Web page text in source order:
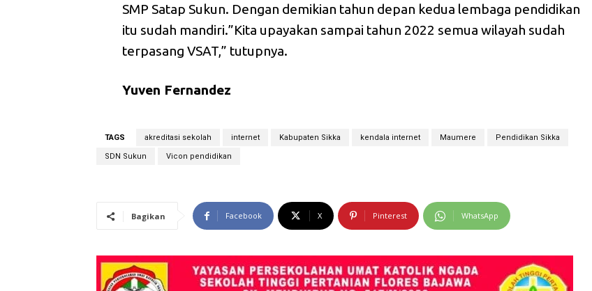
SMP Satap Sukun. Dengan demikian tahun depan kedua lembaga pendidikan
itu sudah mandiri.”Kita upayakan sampai tahun 2022 semua wilayah sudah
terpasang VSAT,” tutupnya.
Yuven Fernandez
TAGS akreditasi sekolah internet Kabupaten Sikka kendala internet Maumere Pendidikan Sikka
SDN Sukun Vicon pendidikan
Bagikan Facebook X Pinterest WhatsApp